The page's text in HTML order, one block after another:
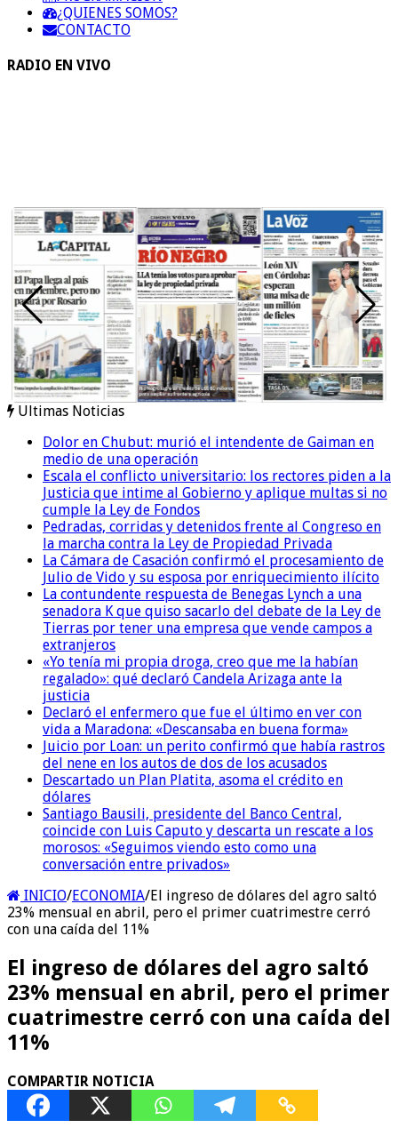
¿QUIENES SOMOS?
CONTACTO
RADIO EN VIVO
Ultimas Noticias
Dolor en Chubut: murió el intendente de Gaiman en
medio de una operación
Escala el conflicto universitario: los rectores piden a la
Justicia que intime al Gobierno y aplique multas si no
cumple la Ley de Fondos
Pedradas, corridas y detenidos frente al Congreso en
la marcha contra la Ley de Propiedad Privada
La Cámara de Casación confirmó el procesamiento de
Julio de Vido y su esposa por enriquecimiento ilícito
La contundente respuesta de Benegas Lynch a una
senadora K que quiso sacarlo del debate de la Ley de
Tierras por tener una empresa que vende campos a
extranjeros
«Yo tenía mi propia droga, creo que me la habían
regalado»: qué declaró Candela Arizaga ante la
justicia
Declaró el enfermero que fue el último en ver con
vida a Maradona: «Descansaba en buena forma»
Juicio por Loan: un perito confirmó que había rastros
del nene en los autos de dos de los acusados
Descartado un Plan Platita, asoma el crédito en
dólares
Santiago Bausili, presidente del Banco Central,
coincide con Luis Caputo y descarta un rescate a los
morosos: «Seguimos viendo esto como una
conversación entre privados»
INICIO/ECONOMIA/El ingreso de dólares del agro saltó
23% mensual en abril, pero el primer cuatrimestre cerró
con una caída del 11%
El ingreso de dólares del agro saltó
23% mensual en abril, pero el primer
cuatrimestre cerró con una caída del
11%
COMPARTIR NOTICIA